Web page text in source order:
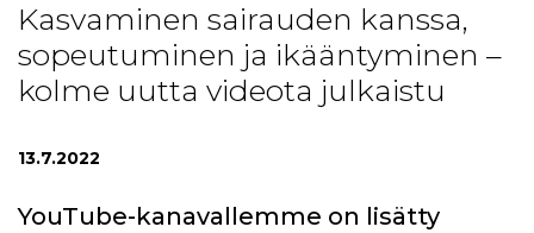
Kasvaminen sairauden kanssa,
sopeutuminen ja ikääntyminen –
kolme uutta videota julkaistu
13.7.2022
YouTube-kanavallemme on lisätty